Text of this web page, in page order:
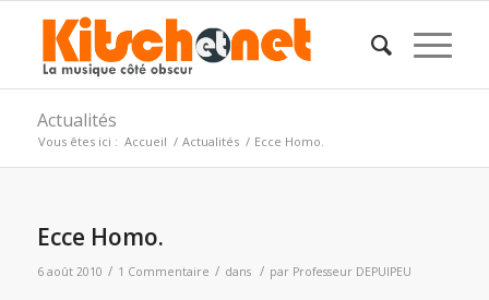
Actualités
Vous êtes ici : Accueil / Actualités / Ecce Homo.
Ecce Homo.
6 août 2010 / 1 Commentaire / dans / par Professeur DEPUIPEU